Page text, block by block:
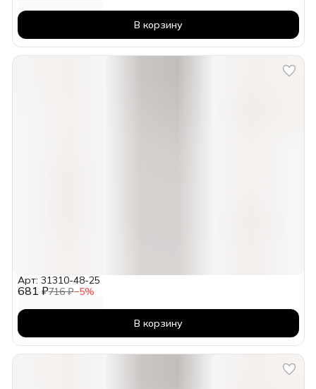
В корзину
681 ₽716 ₽−5%
Арт: 31310-48-25
В корзину